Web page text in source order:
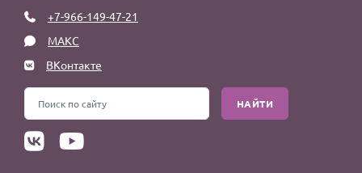
+7-966-149-47-21
МАКС
ВКонтакте
НАЙТИ